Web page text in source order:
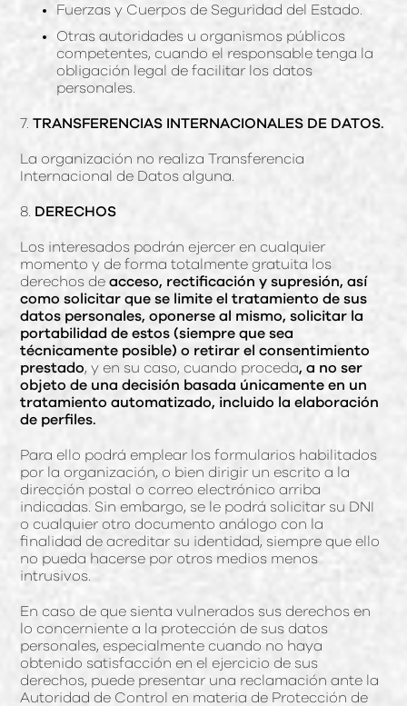
Fuerzas y Cuerpos de Seguridad del Estado.
Otras autoridades u organismos públicos
competentes, cuando el responsable tenga la
obligación legal de facilitar los datos
personales.
7.TRANSFERENCIAS INTERNACIONALES DE DATOS.
La organización no realiza Transferencia
Internacional de Datos alguna.
8. DERECHOS
Los interesados podrán ejercer en cualquier
momento y de forma totalmente gratuita los
derechos deacceso, rectificación y supresión, así
como solicitar que se limite el tratamiento de sus
datos personales, oponerse al mismo, solicitar la
portabilidad de estos (siempre que sea
técnicamente posible) o retirar el consentimiento
prestado, y en su caso, cuando proceda, a no ser
objeto de una decisión basada únicamente en un
tratamiento automatizado, incluido la elaboración
de perfiles.
Para ello podrá emplear los formularios habilitados
por la organización, o bien dirigir un escrito a la
dirección postal o correo electrónico arriba
indicadas. Sin embargo, se le podrá solicitar su DNI
o cualquier otro documento análogo con la
finalidad de acreditar su identidad, siempre que ello
no pueda hacerse por otros medios menos
intrusivos.
En caso de que sienta vulnerados sus derechos en
lo concerniente a la protección de sus datos
personales, especialmente cuando no haya
obtenido satisfacción en el ejercicio de sus
derechos, puede presentar una reclamación ante la
Autoridad de Control en materia de Protección de